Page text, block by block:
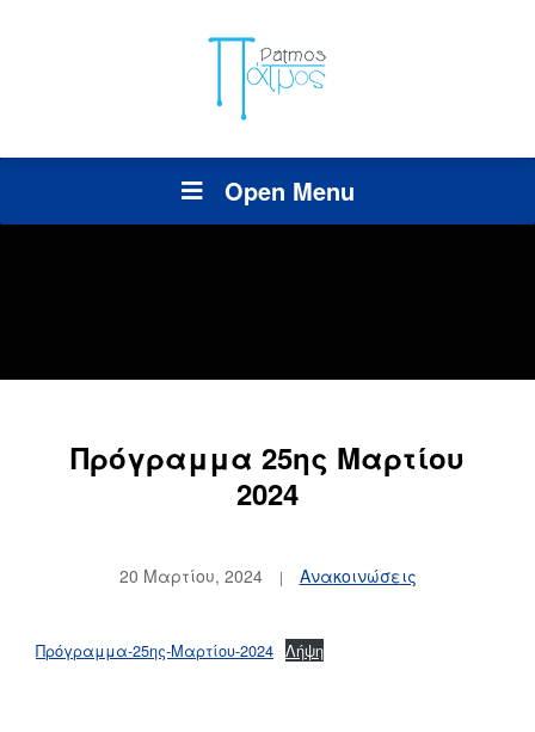
Open Menu
Πρόγραμμα 25ης Μαρτίου
2024
20 Μαρτίου, 2024 Ανακοινώσεις
Πρόγραμμα-25ης-Μαρτίου-2024 Λήψη